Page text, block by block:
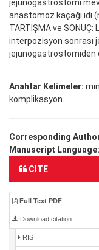
jejunogastrostomi
anastomoz kaçağı idi
TARTIŞMA ve
interpozisyon sonrası
jejunogastrostomiden
Anahtar Kelimeler:
komplikasyon
Corresponding
Manuscript Language:
CITE
Full Text PDF
Download citation
RIS